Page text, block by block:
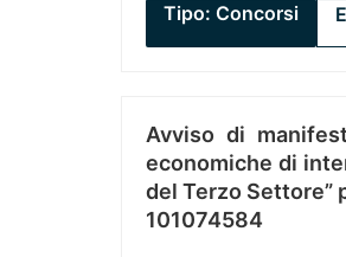
Tipo: Concorsi
Avviso di
economiche di
del Terzo Settore”
101074584